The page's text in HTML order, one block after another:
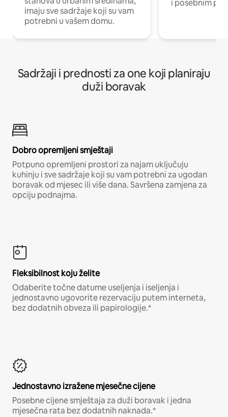
imaju sve sadržaje koji su vam
potrebni u vašem domu.
i posebnim
Sadržaji i prednosti za one koji planiraju
duži boravak
Dobro opremljeni smještaji
Potpuno opremljeni prostori za najam uključuju
kuhinju i sve sadržaje koji su vam potrebni za ugodan
boravak od mjesec ili više dana. Savršena zamjena za
opciju podnajma.
Fleksibilnost koju želite
Odaberite točne datume useljenja i iseljenja i
jednostavno ugovorite rezervaciju putem interneta,
bez dodatnih obveza ili papirologije.*
Jednostavno izražene mjesečne cijene
Posebne cijene smještaja za duži boravak i jedna
mjesečna rata bez dodatnih naknada.*